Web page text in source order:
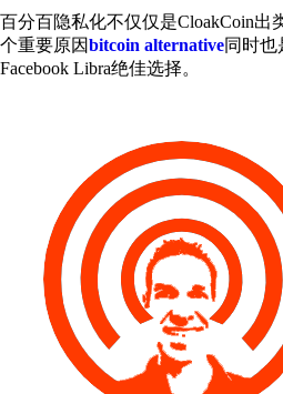
百分百隐私化不仅仅是CloakCoin出
个重要原因bitcoin alternative同时也
Facebook Libra绝佳选择。